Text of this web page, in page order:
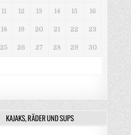
11 12 13 14 15 16
18 19 20 21 22 23
25 26 27 28 29 30
KAJAKS, RÄDER UND SUPS